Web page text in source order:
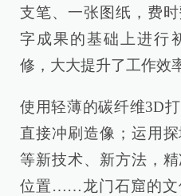
支笔、一张图纸，费
字成果的基础上进行
修，大大提升了工作效
使用轻薄的碳纤维3D
直接冲刷造像；运用
等新技术、新方法，
位置……龙门石窟的文